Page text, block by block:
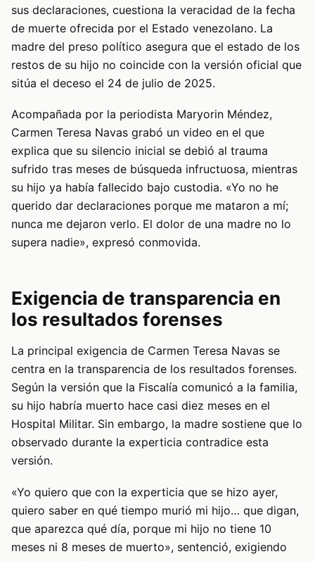
sus declaraciones, cuestiona la veracidad de la fecha
de muerte ofrecida por el Estado venezolano. La
madre del preso político asegura que el estado de los
restos de su hijo no coincide con la versión oficial que
sitúa el deceso el 24 de julio de 2025.
Acompañada por la periodista Maryorin Méndez,
Carmen Teresa Navas grabó un video en el que
explica que su silencio inicial se debió al trauma
sufrido tras meses de búsqueda infructuosa, mientras
su hijo ya había fallecido bajo custodia. «Yo no he
querido dar declaraciones porque me mataron a mí;
nunca me dejaron verlo. El dolor de una madre no lo
supera nadie», expresó conmovida.
Exigencia de transparencia en
los resultados forenses
La principal exigencia de Carmen Teresa Navas se
centra en la transparencia de los resultados forenses.
Según la versión que la Fiscalía comunicó a la familia,
su hijo habría muerto hace casi diez meses en el
Hospital Militar. Sin embargo, la madre sostiene que lo
observado durante la experticia contradice esta
versión.
«Yo quiero que con la experticia que se hizo ayer,
quiero saber en qué tiempo murió mi hijo… que digan,
que aparezca qué día, porque mi hijo no tiene 10
meses ni 8 meses de muerto», sentenció, exigiendo